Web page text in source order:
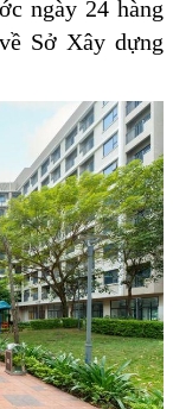
ngày 24 hàng
Sở Xây dựng